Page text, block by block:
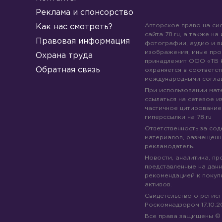
Реклама и спонсорство
Как нас смотреть?
Правовая информация
Охрана труда
Обратная связь
Авторское право на
сайта 78.ru, а также на
фотографии, аудио и
изображения, иные
принадлежит ООО «ТВ
охраняется в
международными
При использовании
ссылаться на сетевое
частичное
гиперссылки на 78.ru
Ответственность за
материалов,
рекламодатель.
Новости, аналитика,
представленные на
рекомендацией к
активов.
Свидетельство о
Роскомнадзором
Все права защищены